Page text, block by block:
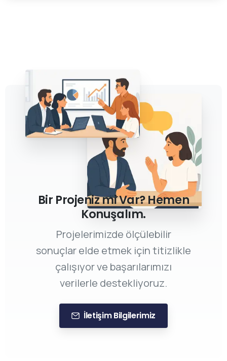
Bir Projeniz mi Var? Hemen
Konuşalım.
Projelerimizde ölçülebilir
sonuçlar elde etmek için titizlikle
çalışıyor ve başarılarımızı
verilerle destekliyoruz.
İletişim Bilgilerimiz